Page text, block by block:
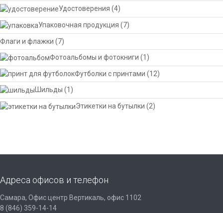
Удостоверения (4)
Упаковочная продукция (7)
Флаги и флажки (7)
Фотоальбомы и фотокниги (1)
Футболки с принтами (12)
Шильды (1)
Этикетки на бутылки (2)
Адреса офисов и телефон
Самара, Офис центр Вертикаль, офис 1102
8 (846) 359-14-14